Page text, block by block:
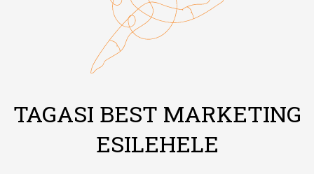
TAGASI BEST MARKETING
ESILEHELE